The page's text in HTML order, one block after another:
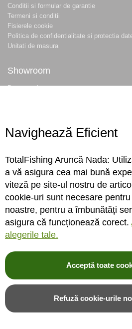
Conditii si formular de garantie
Termeni si conditii
Fisierele cookie
Politica de confidentialitate si protectia
Unitati de masura
Showroom
Despre noi
Conecteaza-te
Sa ne cunoastem mai bine. Vino alaturi de
asteptam cu stiri, surprize, concursuri, premii
© 2004-2026 TotalFishing SRL. Toate
fisiere cookie ,politica de
* Pozele produselor sunt folosite cu acordul
Navighează Eficient
TotalFishing Aruncă Nada:
a vă asigura cea mai bună
viteză pe site-ul nostru de
cookie-uri sunt necesare
noastre, pentru a îmbunătăți
asigura că funcționează corect.
alegerile tale.
Acceptă toate
Refuză cookie-urile